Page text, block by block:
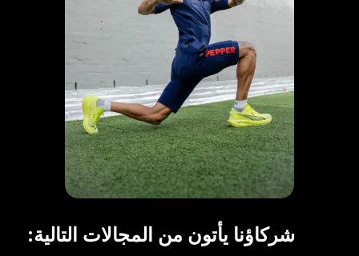
شركاؤنا يأتون من المجالات التالية: